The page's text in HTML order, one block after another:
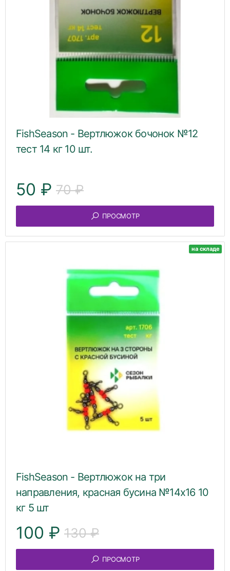
FishSeason - Вертлюжок бочонок №12
тест 14 кг 10 шт.
50 ₽ 70 ₽
ПРОСМОТР
на складе
FishSeason - Вертлюжок на три
направления, красная бусина №14х16 10
кг 5 шт
100 ₽ 130 ₽
ПРОСМОТР